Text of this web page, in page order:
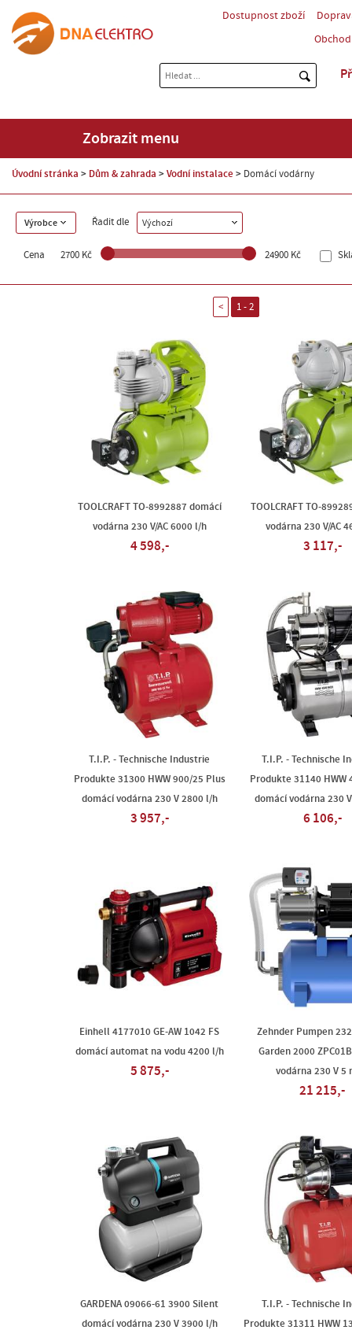
Dostupnost zboží
Zobrazit menu
Úvodní stránka Dům & zahrada Vodní instalace Domácí vodárny
Výrobce Řadit dle Výchozí
Cena 2700 Kč 24900 Kč
< 1 - 2
TOOLCRAFT TO-8992887 domácí
vodárna 230 V/AC 6000 l/h
4 598,-
TOOLCRAFT TO-
vodárna 230 V/AC
3 117,-
T.I.P. - Technische Industrie
Produkte 31300 HWW 900/25 Plus
domácí vodárna 230 V 2800 l/h
3 957,-
T.I.P. - Technische
Produkte 31140 HWW
domácí vodárna 230
6 106,-
Einhell 4177010 GE-AW 1042 FS
domácí automat na vodu 4200 l/h
5 875,-
Zehnder Pumpen
Garden 2000
vodárna 230 V 5
21 215,-
GARDENA 09066-61 3900 Silent
domácí vodárna 230 V 3900 l/h
T.I.P. - Technische
Produkte 31311 HWW